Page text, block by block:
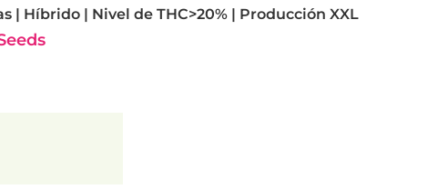
| Híbrido | Nivel de THC>20% | Producción XXL